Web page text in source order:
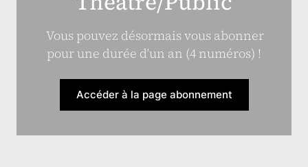
Vous pouvez désormais vous abonner
pour une durée d’un an (4 numéros) !
Accéder à la page abonnement